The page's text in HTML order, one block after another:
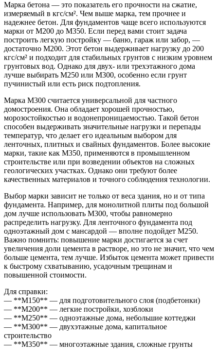
Марка бетона — это показатель его прочности на сжатие,
измеряемый в кгс/см². Чем выше марка, тем прочнее и
надежнее бетон. Для фундаментов чаще всего используются
марки от М200 до М350. Если перед вами стоит задача
построить легкую постройку — баню, гараж или забор, —
достаточно М200. Этот бетон выдерживает нагрузку до 200
кгс/см² и подходит для стабильных грунтов с низким уровнем
грунтовых вод. Однако для двух- или трехэтажного дома
лучше выбирать М250 или М300, особенно если грунт
пучинистый или есть риск подтопления.
Марка М300 считается универсальной для частного
домостроения. Она обладает хорошей прочностью,
морозостойкостью и водонепроницаемостью. Такой бетон
способен выдерживать значительные нагрузки и перепады
температур, что делает его идеальным выбором для
ленточных, плитных и свайных фундаментов. Более высокие
марки, такие как М350, применяются в промышленном
строительстве или при возведении объектов на сложных
геологических участках. Однако они требуют более
качественных материалов и точного соблюдения технологии.
Выбор марки зависит не только от веса здания, но и от типа
фундамента. Например, для монолитной плиты под большой
дом лучше использовать М300, чтобы равномерно
распределить нагрузку. Для ленточного фундамента под
одноэтажный дом с мансардой — вполне подойдет М250.
Важно помнить: повышение марки достигается за счет
увеличения доли цемента в растворе, но это не значит, что чем
больше цемента, тем лучше. Избыток цемента может привести
к быстрому схватыванию, усадочным трещинам и
повышенной стоимости.
Для справки:
— **М150** — для подготовительного слоя (подбетонки)
— **М200** — легкие постройки, хозблоки
— **М250** — одноэтажные дома, небольшие коттеджи
— **М300** — двухэтажные дома, капитальное
строительство
— **М350** — многоэтажные здания, сложные грунты